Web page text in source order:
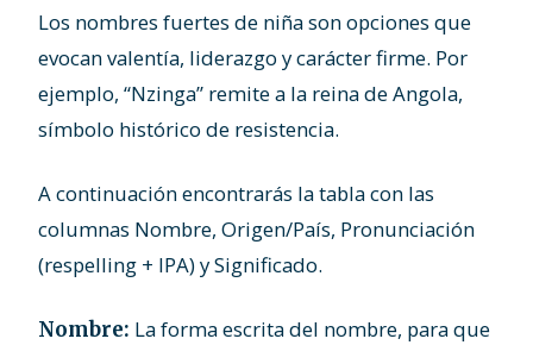
Los nombres fuertes de niña son opciones que
evocan valentía, liderazgo y carácter firme. Por
ejemplo, “Nzinga” remite a la reina de Angola,
símbolo histórico de resistencia.
A continuación encontrarás la tabla con las
columnas Nombre, Origen/País, Pronunciación
(respelling + IPA) y Significado.
Nombre: La forma escrita del nombre, para que